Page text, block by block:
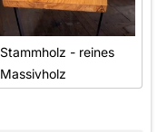
Stammholz - reines
Massivholz